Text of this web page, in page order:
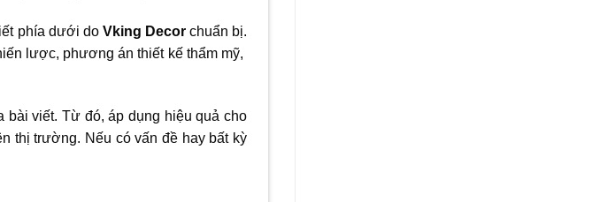
phía dưới do Vking Decorchuẩn bị.
lược, phương án thiết kế thẩm mỹ,
bài viết. Từ đó, áp dụng hiệu quả cho
thị trường. Nếu có vấn đề hay bất kỳ